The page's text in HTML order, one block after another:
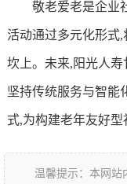
敬老爱老是企业
活动通过多元化形式
坎上。未来,阳光人
坚持传统服务与智能
式,为构建老年友好型
温馨提示：本网站